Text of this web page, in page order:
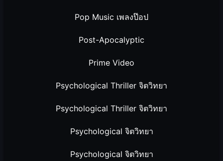
Pop Music เพลงป๊อป
Post-Apocalyptic
Prime Video
Psychological Thriller จิตวิทยา
Psychological Thriller จิตวิทยา
Psychological จิตวิทยา
Psychological จิตวิทยา